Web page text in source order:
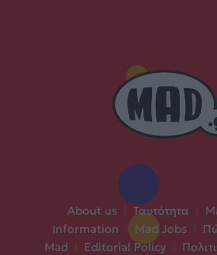
About us Ταυτότητα
Information
Mad Jobs
Mad
Editorial Policy